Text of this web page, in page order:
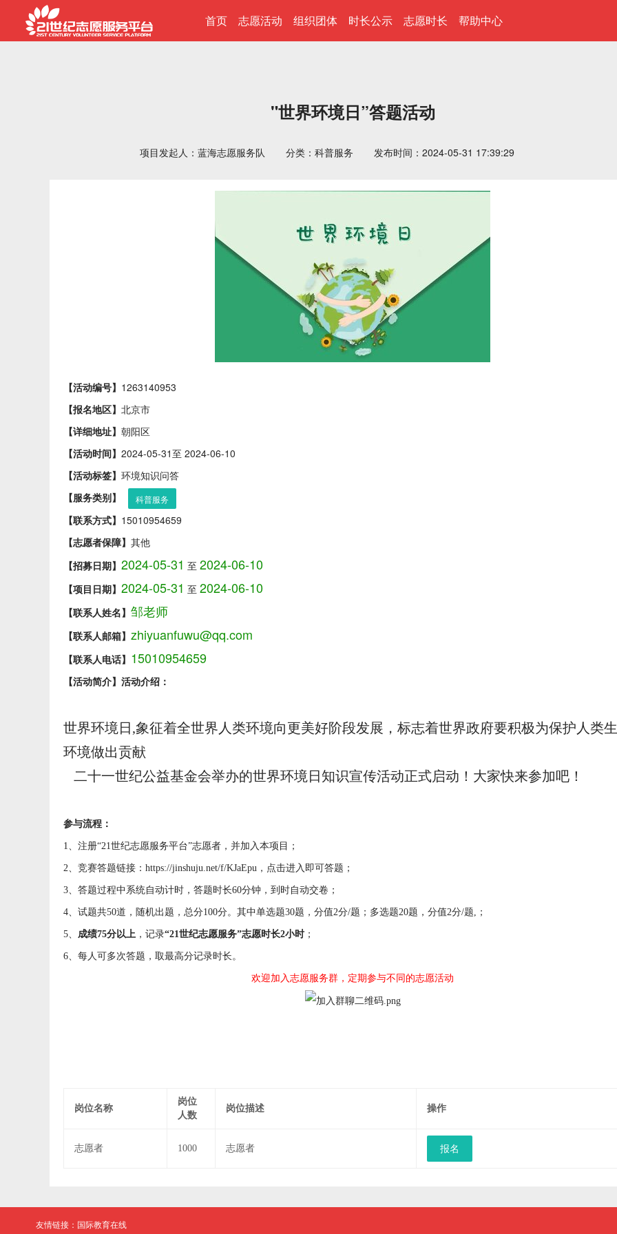
首页 志愿活动 组织团体 时长公示 志愿时长 帮助中心
"世界环境日”答题活动
项目发起人：蓝海志愿服务队 分类：科普服务 发布时间：2024-05-31 17:39:29
【活动编号】 1263140953
【报名地区】 北京市
【详细地址】 朝阳区
【活动时间】 2024-05-31至 2024-06-10
【活动标签】 环境知识问答
【服务类别】
科普服务
【联系方式】 15010954659
【志愿者保障】 其他
【招募日期】 2024-05-31 至 2024-06-10
【项目日期】 2024-05-31 至 2024-06-10
【联系人姓名】 邹老师
【联系人邮箱】 zhiyuanfuwu@qq.com
【联系人电话】 15010954659
【活动简介】 活动介绍：
世界环境日,象征着全世界人类环境向更美好阶段发展，标志着世界政府要积极为保护人类
环境做出贡献
二十一世纪公益基金会举办的世界环境日知识宣传活动正式启动！大家快来参加吧！
参与流程：
1、注册“21世纪志愿服务平台”志愿者，并加入本项目；
2、竞赛答题链接：https://jinshuju.net/f/KJaEpu，点击进入即可答题；
3、答题过程中系统自动计时，答题时长60分钟，到时自动交卷；
4、试题共50道，随机出题，总分100分。其中单选题30题，分值2分/题；多选题20题，分值2分/题,；
5、 成绩75分以上 ，记录“21世纪志愿服务”志愿时长2小时 ；
6、每人可多次答题，取最高分记录时长。
欢迎加入志愿服务群，定期参与不同的志愿活动
岗位名称
岗位
人数
岗位描述 操作
志愿者 1000 志愿者 报名
友情链接： 国际教育在线